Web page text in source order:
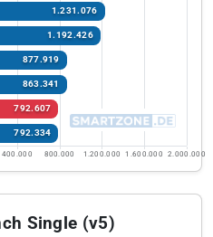
1.231.076
1.192.426
877.919
863.341
792.607
792.334
400.000 800.000 1.200.000 1.600.000 2.000.000
Single (v5)